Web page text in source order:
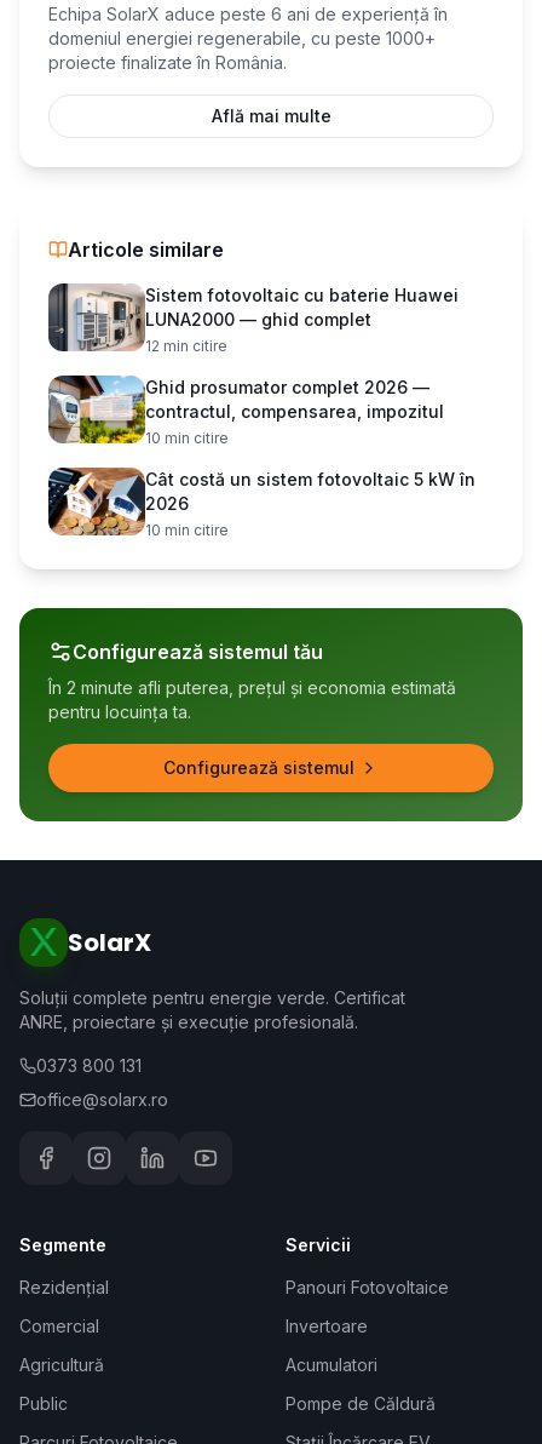
Echipa SolarX aduce peste 6 ani de experiență în
domeniul energiei regenerabile, cu peste 1000+
proiecte finalizate în România.
Află mai multe
Articole similare
Sistem fotovoltaic cu baterie Huawei
LUNA2000 — ghid complet
12 min citire
Ghid prosumator complet 2026 —
contractul, compensarea, impozitul
10 min citire
Cât costă un sistem fotovoltaic 5 kW în
2026
10 min citire
Configurează sistemul tău
În 2 minute afli puterea, prețul și economia estimată
pentru locuința ta.
Configurează sistemul
SolarX
Soluții complete pentru energie verde. Certificat
ANRE, proiectare și execuție profesională.
0373 800 131
office@solarx.ro
Segmente
Rezidențial
Comercial
Agricultură
Public
Servicii
Panouri Fotovoltaice
Invertoare
Acumulatori
Pompe de Căldură